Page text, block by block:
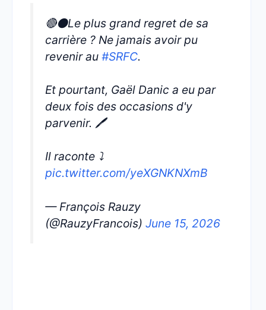
🔴⚫️Le plus grand regret de sa
carrière ? Ne jamais avoir pu
revenir au #SRFC.
Et pourtant, Gaël Danic a eu par
deux fois des occasions d'y
parvenir. 🖊️
Il raconte ⤵️
pic.twitter.com/yeXGNKNXmB
— François Rauzy
(@RauzyFrancois) June 15, 2026